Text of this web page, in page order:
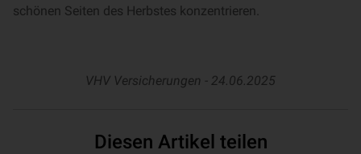
schönen Seiten des Herbstes konzentrieren.
VHV Versicherungen - 24.06.2025
Diesen Artikel teilen